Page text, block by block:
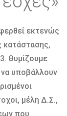
εκτενώς
Θυμίζουμε
υποβάλλουν
μέλη Δ.Σ.,
που